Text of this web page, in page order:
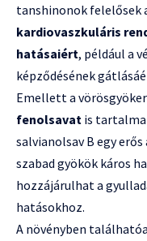
tanshinonok felelősek
kardiovaszkuláris
hatásaiért, például a
képződésének
Emellett a
fenolsavat is
salvianolsav B egy
szabad gyökök káros
hozzájárulhat a
hatásokhoz.
A növényben